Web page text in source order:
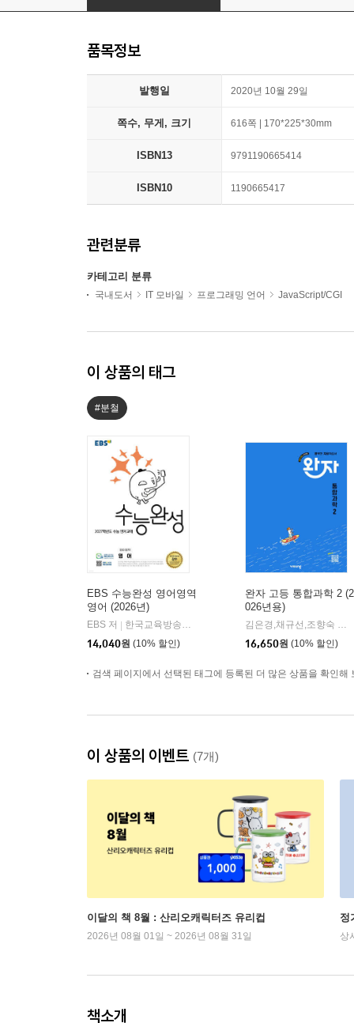
품목정보
발행일 2020년 10월 29일
쪽수, 무게, 크기 616쪽 | 170*225*30mm
ISBN13 9791190665414
ISBN10 1190665417
관련분류
카테고리 분류
국내도서 IT 모바일 프로그래밍 언어 JavaScript/CGI
이 상품의 태그
#분철
EBS 수능완성 영어영역
영어 (2026년)
EBS 저
한국교육방송공사
14,040원 (10% 할인)
완자 고등 통합과학 2 (2
026년용)
김은경,채규선,조향숙 등저
16,650원 (10% 할인)
검색 페이지에서 선택된 태그에 등록된 더 많은 상품을 확인해
이 상품의 이벤트 (7개)
이달의 책 8월 : 산리오캐릭터즈 유리컵
2026년 08월 01일 ~ 2026년 08월 31일
정
상
책소개